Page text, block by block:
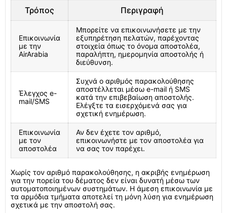
Τρόπος Περιγραφή
Επικοινωνία
με την
AirArabia
Μπορείτε να επικοινωνήσετε με την
εξυπηρέτηση πελατών, παρέχοντας
στοιχεία όπως το όνομα αποστολέα,
παραλήπτη, ημερομηνία αποστολής ή
διεύθυνση.
Έλεγχος e-
mail/SMS
Συχνά ο αριθμός παρακολούθησης
αποστέλλεται μέσω e-mail ή SMS
κατά την επιβεβαίωση αποστολής.
Ελέγξτε τα εισερχόμενά σας για
σχετική ενημέρωση.
Επικοινωνία
με τον
αποστολέα
Αν δεν έχετε τον αριθμό,
επικοινωνήστε με τον αποστολέα για
να σας τον παρέχει.
Χωρίς τον αριθμό παρακολούθησης, η ακριβής ενημέρωση
για την πορεία του δέματος δεν είναι δυνατή μέσω των
αυτοματοποιημένων συστημάτων. Η άμεση επικοινωνία με
τα αρμόδια τμήματα αποτελεί τη μόνη λύση για ενημέρωση
σχετικά με την αποστολή σας.